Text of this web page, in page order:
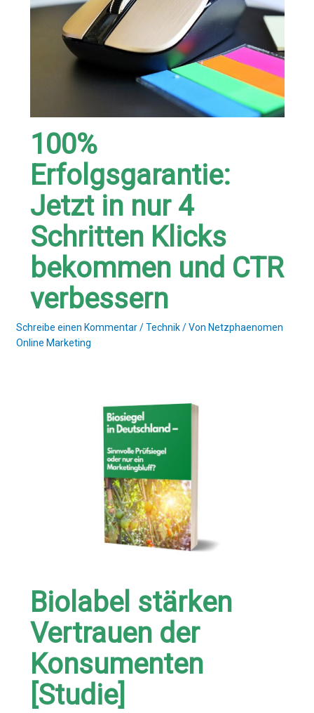
100%
Erfolgsgarantie:
Jetzt in nur 4
Schritten Klicks
bekommen und CTR
verbessern
Schreibe einen Kommentar /Technik/ Von Netzphaenomen
Online Marketing
Biolabel stärken
Vertrauen der
Konsumenten
[Studie]